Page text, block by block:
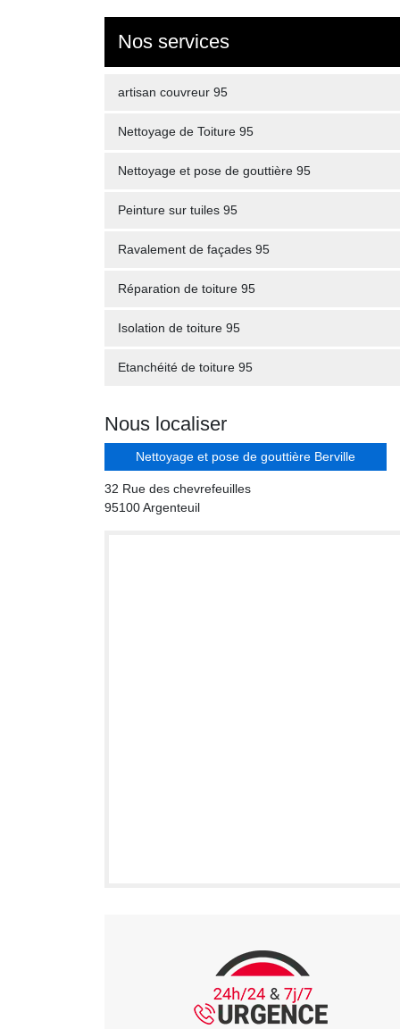
Nos services
artisan couvreur 95
Nettoyage de Toiture 95
Nettoyage et pose de gouttière 95
Peinture sur tuiles 95
Ravalement de façades 95
Réparation de toiture 95
Isolation de toiture 95
Etanchéité de toiture 95
Nous localiser
Nettoyage et pose de gouttière Berville
32 Rue des chevrefeuilles
95100 Argenteuil